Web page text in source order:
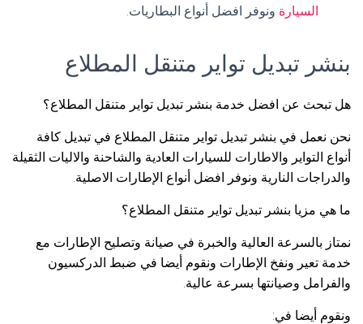
السيارة ونوفر افضل أنواع البطاريات.
بنشر تبديل تواير متنقل المطلاع
هل تبحث عن افضل خدمة بنشر تبديل تواير متنقل المطلاع؟
نحن نعمل في بنشر تبديل تواير متنقل المطلاع في تبديل كافة
أنواع التواير والاطارات للسيارات العادية والشاحنة والاليات الثقيلة
والدراجات النارية ونوفر افضل أنواع الإطارات الاصلية.
ما هي مزيا بنشر تبديل تواير متنقل المطلاع؟
نمتاز بالسرعة العالية والخبرة في صيانة وتصليح الإطارات مع
خدمة تعير ونفخ الإطارات ونقوم أيضا في ضبط الدركسيون
والفرامل وصيانتها بسرعة عالية.
ونقوم أيضا في: